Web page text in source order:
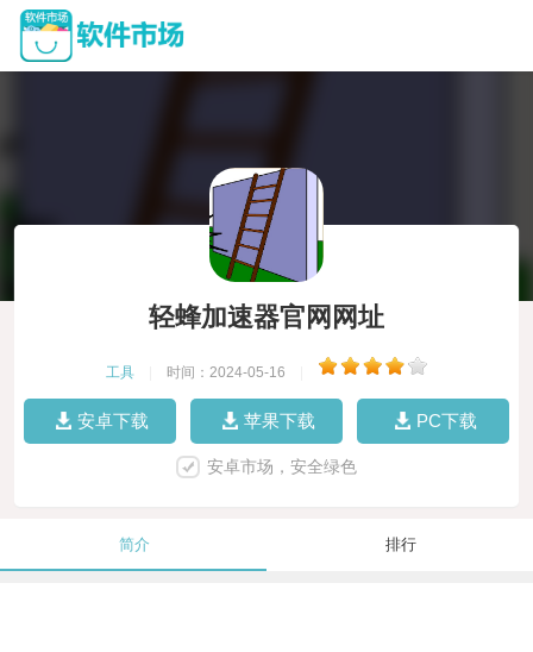
轻蜂加速器官网网址
工具 时间：2024-05-16
安卓下载 苹果下载 PC下载
安卓市场，安全绿色
简介 排行